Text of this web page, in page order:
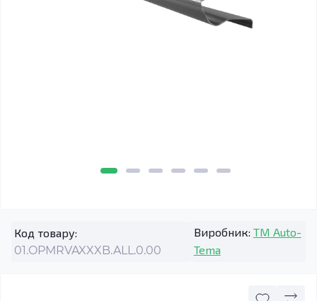
Код товару:
01.OPMRVAXXXB.ALL.0.00
Виробник: TM Auto-
Tema